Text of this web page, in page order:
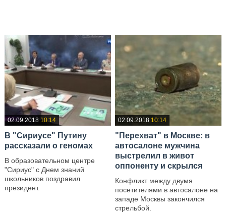
02.09.2018 10:14
В "Сириусе" Путину
рассказали о геномах
В образовательном центре
"Сириус" с Днем знаний
школьников поздравил
президент.
02.09.2018 10:14
"Перехват" в Москве: в
автосалоне мужчина
выстрелил в живот
оппоненту и скрылся
Конфликт между двумя
посетителями в автосалоне на
западе Москвы закончился
стрельбой.